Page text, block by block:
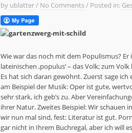
by ublatter/ No Comments/ Posted in:
Wie war das noch mit dem Populismus?
lateinischen ‚populus‘ – das Volk; zum
Es hat sich daran gewöhnt. Zuerst sage ich
am Beispiel der Musik: Oper ist gute,
sehr stark, ich geb’s zu. Aber
ihrer Natur. Zweites Beispiel: Wir schauen
wir nun mal sind, fest: Literatur ist gut.
gar nicht in Ihrem Buchregal, aber ich will